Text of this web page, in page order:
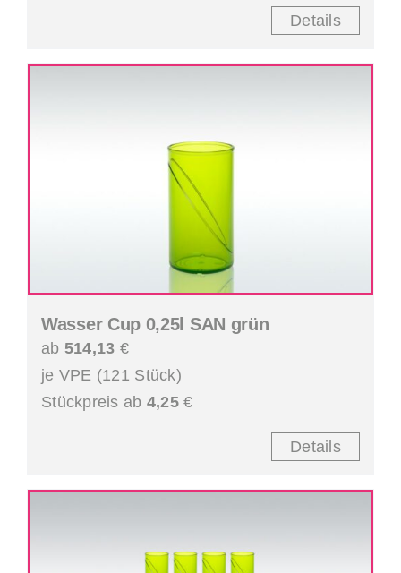
Details
Wasser Cup 0,25l SAN grün
ab 514,13 €
je VPE (121 Stück)
Stückpreis ab 4,25€
Details